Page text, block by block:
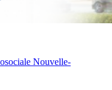
Nouvelle-